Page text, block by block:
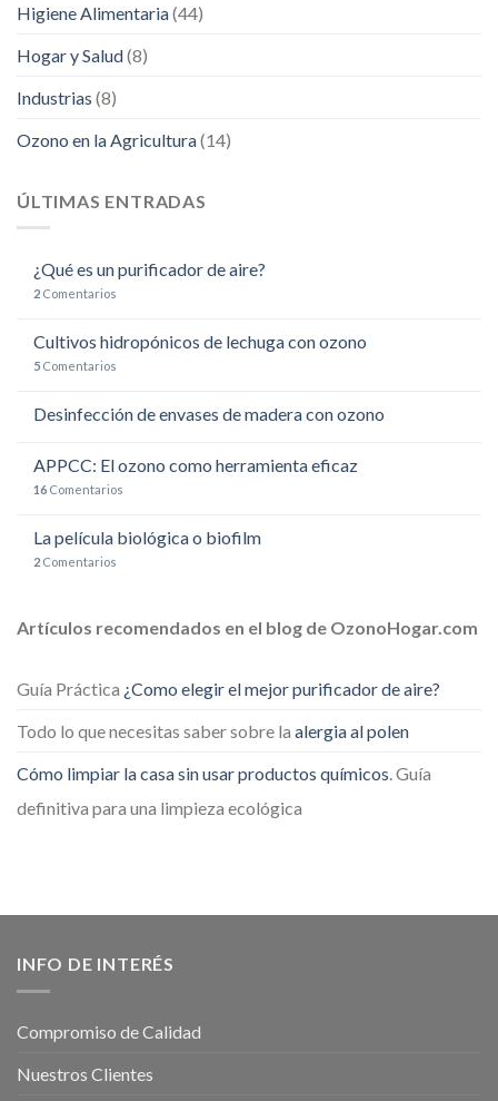
Higiene Alimentaria(44)
Hogar y Salud(8)
Industrias (8)
Ozono en la Agricultura(14)
ÚLTIMAS ENTRADAS
¿Qué es un purificador de aire?
2 Comentarios
Cultivos hidropónicos de lechuga con ozono
5 Comentarios
Desinfección de envases de madera con ozono
APPCC: El ozono como herramienta eficaz
16 Comentarios
La película biológica o biofilm
2 Comentarios
Artículos recomendados en el blog de OzonoHogar.com
Guía Práctica ¿Como elegir el mejor purificador de aire?
Todo lo que necesitas saber sobre la alergia al polen
Cómo limpiar la casa sin usar productos químicos. Guía
definitiva para una limpieza ecológica
INFO DE INTERÉS
Compromiso de Calidad
Nuestros Clientes